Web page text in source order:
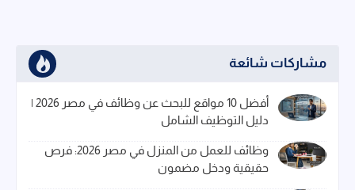
مشاركات شائعة
أفضل 10 مواقع للبحث عن وظائف في مصر 2026 |
دليل التوظيف الشامل
وظائف للعمل من المنزل في مصر 2026: فرص
حقيقية ودخل مضمون